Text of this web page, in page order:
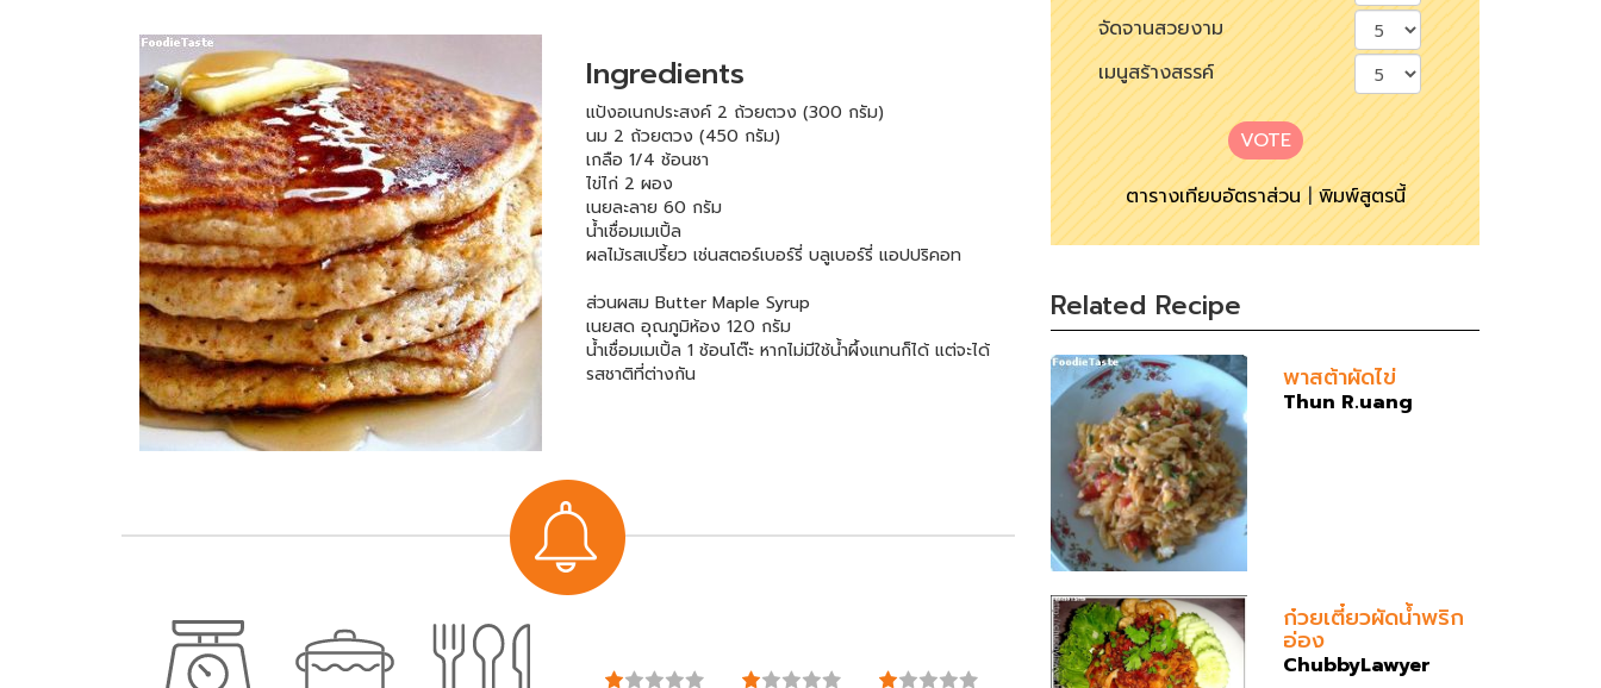
Ingredients
แป้งอเนกประสงค์ 2 ถ้วยตวง (300 กรัม)
นม 2 ถ้วยตวง (450 กรัม)
เกลือ 1/4 ช้อนชา
ไข่ไก่ 2 ผอง
เนยละลาย 60 กรัม
น้ำเชื่อมเมเปิ้ล
ผลไม้รสเปรี้ยว เช่นสตอร์เบอร์รี่ บลูเบอร์รี่ แอปปริคอท
ส่วนผสม Butter Maple Syrup
เนยสด อุณภูมิห้อง 120 กรัม
น้ำเชื่อมเมเปิ้ล 1 ช้อนโต๊ะ หากไม่มีใช้น้ำผึ้งแทนก็ได้ แต่จะได้
รสชาติที่ต่างกัน
จัดจานสวยงาม
เมนูสร้างสรรค์
VOTE
ตารางเทียบอัตราส่วน|พิมพ์สูตรนี้
Related Recipe
พาสต้าผัดไข่
Thun R.uang
ก๋วยเตี๋ยวผัดน้ำพริก
อ่อง
ChubbyLawyer